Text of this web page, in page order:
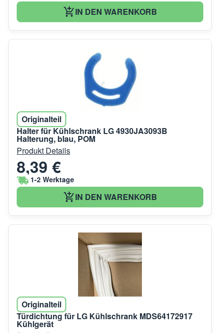
IN DEN WARENKORB
Originalteil
Halter für Kühlschrank LG 4930JA3093B
Halterung, blau, POM
Produkt Details
8,39 €
1-2 Werktage
IN DEN WARENKORB
Originalteil
Türdichtung für LG Kühlschrank MDS64172917
Kühlgerät